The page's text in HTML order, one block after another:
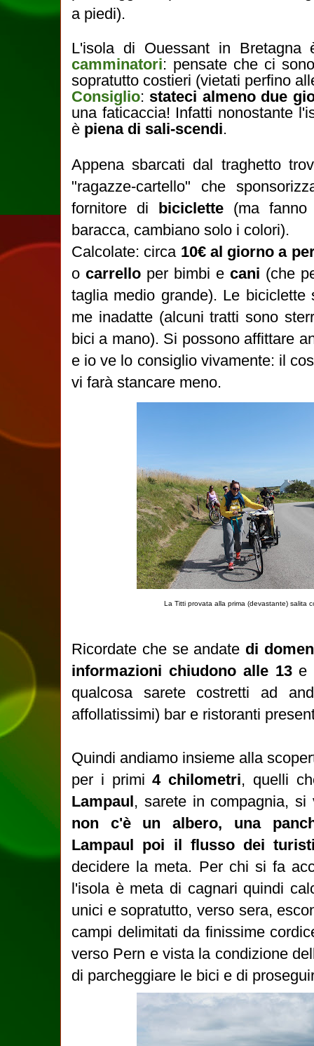
a piedi).
L'isola di Ouessant in
camminatori: pensate che ci
sopratutto costieri (vietati perfino
Consiglio: stateci almeno due
una faticaccia! Infatti nonostante
è piena di sali-scendi.
Appena sbarcati dal traghetto
"ragazze-cartello" che
fornitore di biciclette (ma
baracca, cambiano solo i colori).
Calcolate: circa 10€ al giorno a
o carrello per bimbi e cani (che
taglia medio grande). Le biciclette
me inadatte (alcuni tratti sono
bici a mano). Si possono affittare
e io ve lo consiglio vivamente: il
vi farà stancare meno.
La Titti provata alla prima (devastante) salita
Ricordate che se andate di
informazioni chiudono alle 13e
qualcosa sarete costretti ad
affollatissimi) bar e ristoranti
Quindi andiamo insieme alla
per i primi4 chilometri, quelli
Lampaul, sarete in compagnia,
non c'è un albero, una
Lampaul poi il flusso dei
decidere la meta. Per chi si fa
l'isola è meta di cagnari quindi
unici e sopratutto, verso sera,
campi delimitati da finissime
verso Pern e vista la condizione
di parcheggiare le bici e di